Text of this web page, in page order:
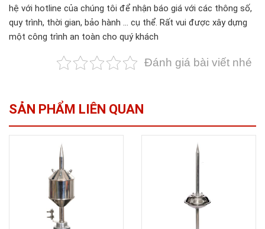
hệ với hotline của chúng tôi để nhận báo giá với các thông số,
quy trình, thời gian, bảo hành … cụ thể. Rất vui được xây dựng
một công trình an toàn cho quý khách
Đánh giá bài viết nhé
SẢN PHẨM LIÊN QUAN